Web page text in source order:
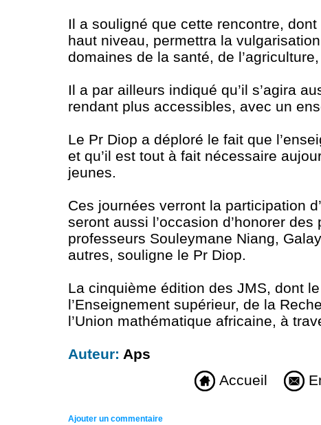
Il a souligné que cette rencontre,
haut niveau, permettra la
domaines de la santé, de
Il a par ailleurs indiqué qu’il s’agira
rendant plus accessibles, avec un
Le Pr Diop a déploré le fait que
et qu’il est tout à fait nécessaire
jeunes.
Ces journées verront la participation
seront aussi l’occasion d’honorer
professeurs Souleymane Niang,
autres, souligne le Pr Diop.
La cinquième édition des JMS, dont
l’Enseignement supérieur, de la
l’Union mathématique africaine, à
Auteur: Aps
Accueil
Ajouter un commentaire